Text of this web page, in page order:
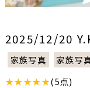
2025/12/20
家族写真
家族写
★★★★★(5点)